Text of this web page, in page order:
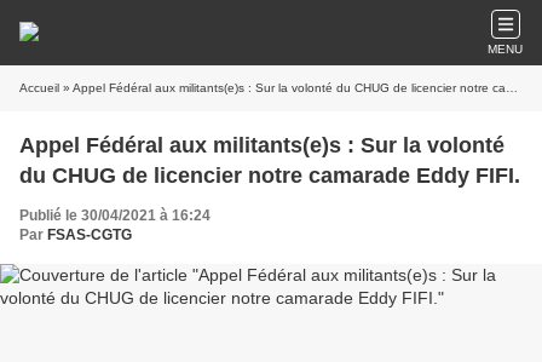
MENU
Accueil » Appel Fédéral aux militants(e)s : Sur la volonté du CHUG de licencier notre camarade Eddy FIFI.
Appel Fédéral aux militants(e)s : Sur la volonté
du CHUG de licencier notre camarade Eddy FIFI.
Publié le 30/04/2021 à 16:24
Par FSAS-CGTG